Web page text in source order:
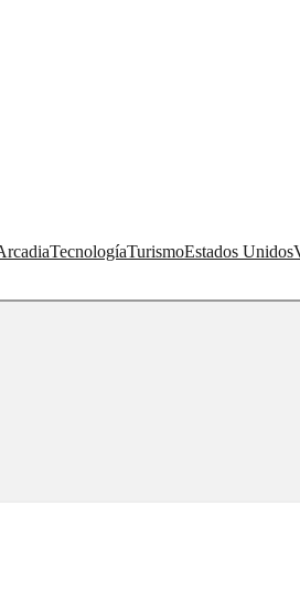
TecnologíaTurismoEstados Unidos